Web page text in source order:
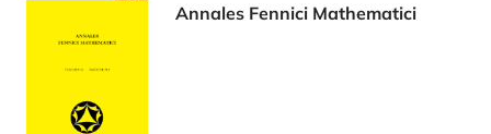
Annales Fennici Mathematici